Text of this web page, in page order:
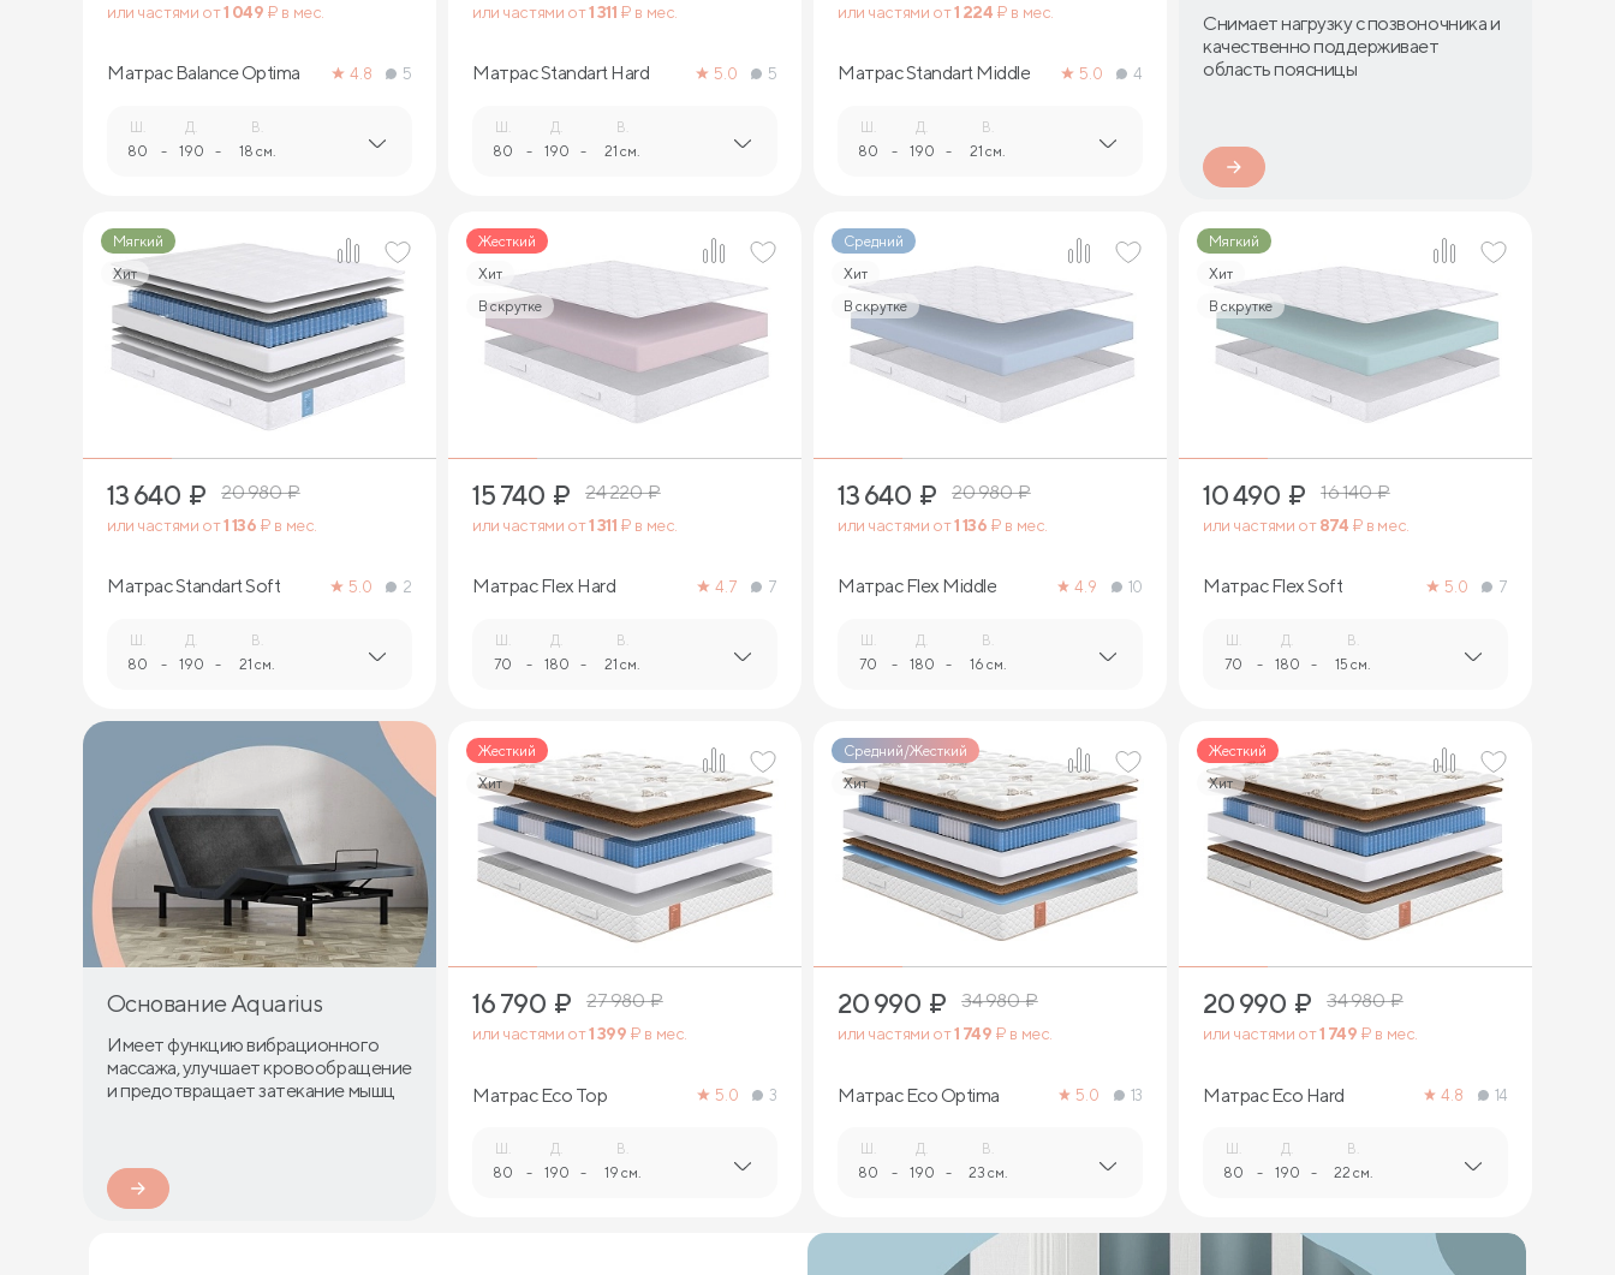
или частями от1 049 ₽ в мес.
Матрас Balance Optima 4.8 5
Ш.
80 -
Д.
190 -
В.
18 см.
или частями от1 311 ₽ в мес.
Матрас Standart Hard 5.0 5
Ш.
80 -
Д.
190 -
В.
21 см.
или частями от1 224 ₽ в мес.
Матрас Standart Middle 5.0 4
Ш.
80 -
Д.
190 -
В.
21 см.
Снимает нагрузку с позвоночника и
качественно поддерживает
область поясницы
Мягкий
Хит
2
13 640 ₽ 20 980₽
или частями от1 136 ₽ в мес.
Матрас Standart Soft 5.0 2
Ш.
80 -
Д.
190 -
В.
21 см.
Жесткий
Хит
В скрутке
15 740 ₽ 24 220₽
или частями от1 311 ₽ в мес.
Матрас Flex Hard 4.7 7
Ш.
70 -
Д.
180 -
В.
21 см.
Средний
Хит
В скрутке
1
13 640 ₽ 20 980₽
или частями от1 136 ₽ в мес.
Матрас Flex Middle 4.9 10
Ш.
70 -
Д.
180 -
В.
16 см.
Мягкий
Хит
В скрутке
10 490 ₽ 16 140₽
или частями от874 ₽ в мес.
Матрас Flex Soft 5.0 7
Ш.
70 -
Д.
180 -
В.
15 см.
Основание Aquarius
Имеет функцию вибрационного
массажа, улучшает кровообращение
и предотвращает затекание мышц
Жесткий
Хит
1
16 790 ₽ 27 980₽
или частями от1 399 ₽ в мес.
Матрас Eco Top 5.0 3
80 -
Д.
190 -
В.
19 см.
Средний/Жесткий
Хит
1
20 990 ₽ 34 980₽
или частями от1 749 ₽ в мес.
Матрас Eco Optima 5.0 13
80 -
Д.
190 -
В.
23 см.
Жесткий
Хит
1
20 990 ₽ 34 980₽
или частями от1 749 ₽ в мес.
Матрас Eco Hard 4.8 14
80 -
Д.
190 -
В.
22 см.